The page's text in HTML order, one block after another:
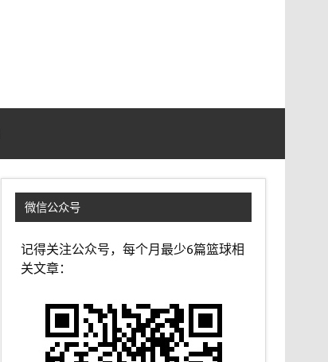
微信公众号
记得关注公众号，每个月最少6篇篮球相
关文章：